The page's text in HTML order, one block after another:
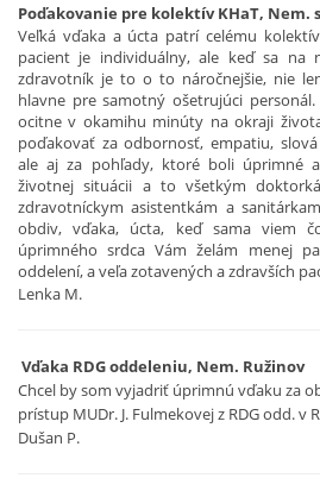
Poďakovanie pre kolektív KHaT, Nem.
Veľká vďaka a úcta patrí celému
pacient je individuálny, ale keď sa na
zdravotník je to o to náročnejšie, nie
hlavne pre samotný ošetrujúci
ocitne v okamihu minúty na okraji
poďakovať za odbornosť, empatiu,
ale aj za pohľady, ktoré boli úprimné
životnej situácii a to všetkým
zdravotníckym asistentkám a
obdiv, vďaka, úcta, keď sama viem
úprimného srdca Vám želám menej
oddelení, a veľa zotavených a zdravších
Lenka M.
Vďaka RDG oddeleniu, Nem. Ružinov
Chcel by som vyjadriť úprimnú vďaku za
prístup MUDr. J. Fulmekovej z RDG odd. v
Dušan P.